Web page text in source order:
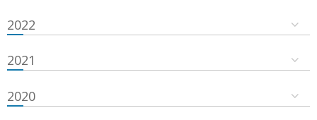
2022
2021
2020